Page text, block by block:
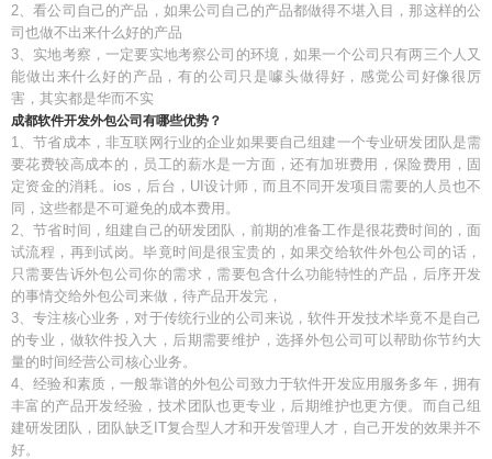
2、看公司自己的产品，如果公司自己的产品都做得不堪入目，那这样的公
司也做不出来什么好的产品
3、实地考察，一定要实地考察公司的环境，如果一个公司只有两三个人又
能做出来什么好的产品，有的公司只是噱头做得好，感觉公司好像很厉
害，其实都是华而不实
成都软件开发外包公司有哪些优势？
1、节省成本，非互联网行业的企业如果要自己组建一个专业研发团队是需
要花费较高成本的，员工的薪水是一方面，还有加班费用，保险费用，固
定资金的消耗。ios，后台，UI设计师，而且不同开发项目需要的人员也不
同，这些都是不可避免的成本费用。
2、节省时间，组建自己的研发团队，前期的准备工作是很花费时间的，面
试流程，再到试岗。毕竟时间是很宝贵的，如果交给软件外包公司的话，
只需要告诉外包公司你的需求，需要包含什么功能特性的产品，后序开发
的事情交给外包公司来做，待产品开发完，
3、专注核心业务，对于传统行业的公司来说，软件开发技术毕竟不是自己
的专业，做软件投入大，后期需要维护，选择外包公司可以帮助你节约大
量的时间经营公司核心业务。
4、经验和素质，一般靠谱的外包公司致力于软件开发应用服务多年，拥有
丰富的产品开发经验，技术团队也更专业，后期维护也更方便。而自己组
建研发团队，团队缺乏IT复合型人才和开发管理人才，自己开发的效果并不
好。